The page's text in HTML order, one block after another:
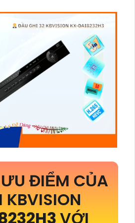
ĐIỂM CỦA
VỚI